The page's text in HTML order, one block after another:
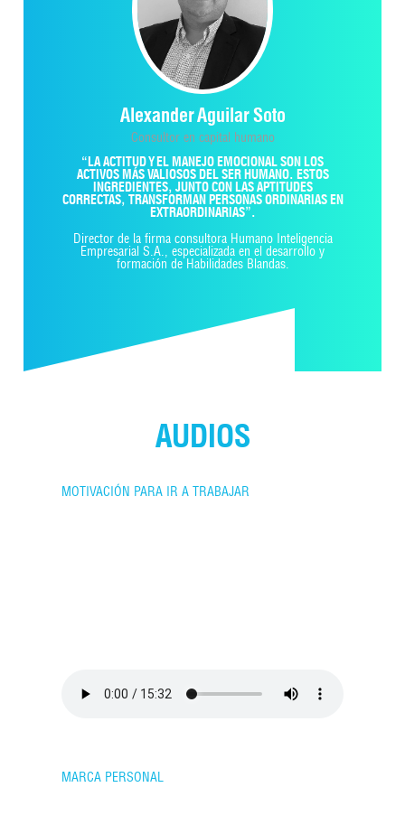
Alexander Aguilar Soto
Consultor en capital humano
“LA ACTITUD Y EL MANEJO EMOCIONAL SON LOS
ACTIVOS MÁS VALIOSOS DEL SER HUMANO. ESTOS
INGREDIENTES, JUNTO CON LAS APTITUDES
CORRECTAS, TRANSFORMAN PERSONAS ORDINARIAS EN
EXTRAORDINARIAS”.
Director de la firma consultora Humano Inteligencia
Empresarial S.A., especializada en el desarrollo y
formación de Habilidades Blandas.
AUDIOS
MOTIVACIÓN PARA IR A TRABAJAR
MARCA PERSONAL